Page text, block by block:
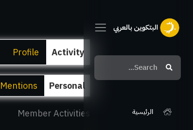
Search
الرئيسية
Activity
Profile
Personal
Mentions
Member Activities